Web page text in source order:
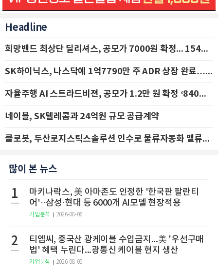
Headline
희망밴드 최상단 딜리셔스, 공모가 7000원 확정... 154억 규모 IPO 돌입
SK하이닉스, 나스닥에 1억7790만 주 ADR 상장 완료…29일 국내 추가 상장
자율주행 AI 스트라드비젼, 공모가 1.2만 원 확정 ‘840억 수혈’
네이블, SK텔레콤과 24억원 규모 공급계약
클로봇, 두산로지스틱스솔루션 인수로 물류자동화 밸류체인 확장 추진 - IBK투자증권
많이 본 뉴스
1
마키나락스, 美 아마존도 인정한 '한국판 팔란티
어'··삼성·현대 등 6000개 AI모델 현장적용
기업분석 2026-08-06
2
티엠씨, 중국산 광케이블 수입금지...美 '우선구매
법' 혜택 누린다...광통신 케이블 현지 생산
기업분석 2026-08-05